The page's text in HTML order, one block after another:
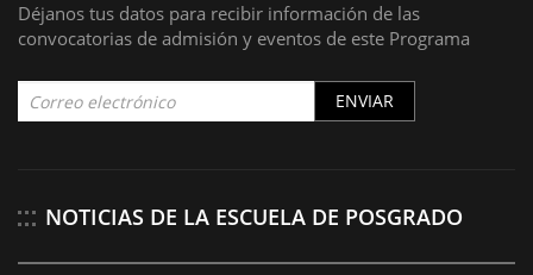
Déjanos tus datos para recibir información de las
convocatorias de admisión y eventos de este Programa
ENVIAR
NOTICIAS DE LA ESCUELA DE POSGRADO